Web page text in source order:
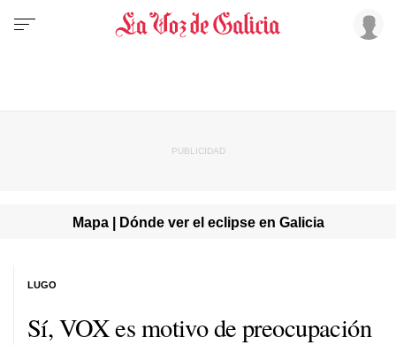
Mapa | Dónde ver el eclipse en Galicia
Sí, VOX es motivo de preocupación
LUGO